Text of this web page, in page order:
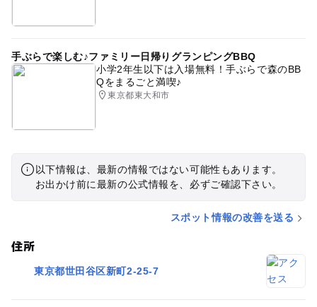
手ぶらで楽しむ♪ファミリー日帰りグランピングBBQ
小学2年生以下は入場無料！手ぶらで森のBB
Qをまるごと満喫♪
東京都東大和市
以下情報は、最新の情報ではない可能性もあります。
お出かけ前に最新の公式情報を、必ずご確認下さい。
スポット情報の改善を送る
住所
東京都世田谷区新町2-25-7